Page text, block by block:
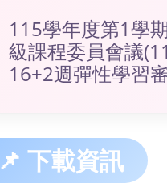
115學年度第1學
級課程委員會議
16+2週彈性學習
📌 下載資訊